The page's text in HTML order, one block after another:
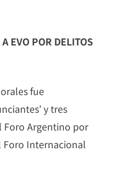
EVO POR DELITOS
fue
y tres
Foro Argentino por
Foro Internacional